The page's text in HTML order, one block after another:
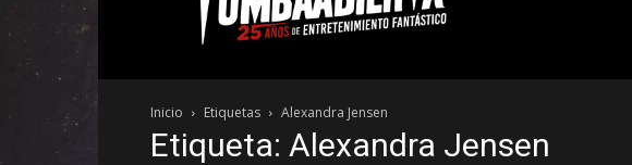
del
entretenimiento
el
género
fantástico.
Inicio Etiquetas Alexandra Jensen
Etiqueta: Alexandra Jensen